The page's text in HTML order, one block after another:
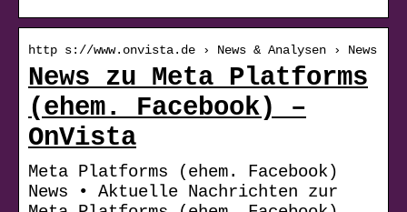
http s://www.onvista.de › News & Analysen › News
News zu Meta Platforms
(ehem. Facebook) –
OnVista
Meta Platforms (ehem. Facebook)
News • Aktuelle Nachrichten zur